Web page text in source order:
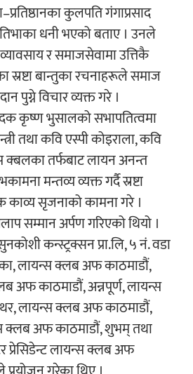
कुलपति गंगाप्रसाद
धनी भएको बताए । उनले
र समाजसेवामा उत्तिकै
स्रष्टा बान्तुका रचनाहरूले समाज
पुग्ने विचार व्यक्त गरे ।
कृष्ण भुसालको सभापतित्वमा
तथा कवि एस्पी कोइराला, कवि
तर्फबाट लायन अनन्त
मन्तव्य व्यक्त गर्दै स्रष्टा
काव्य सृजनाको कामना गरे ।
सम्मान अर्पण गरिएको थियो ।
कन्स्ट्रक्सन प्रा.लि, ५ नं. वडा
लायन्स क्लब अफ काठमाडौं,
अफ काठमाडौं, अन्नपूर्ण, लायन्स
लायन्स क्लब अफ काठमाडौं,
क्लब अफ काठमाडौं, शुभम् तथा
प्रेसिडेन्ट लायन्स क्लब अफ